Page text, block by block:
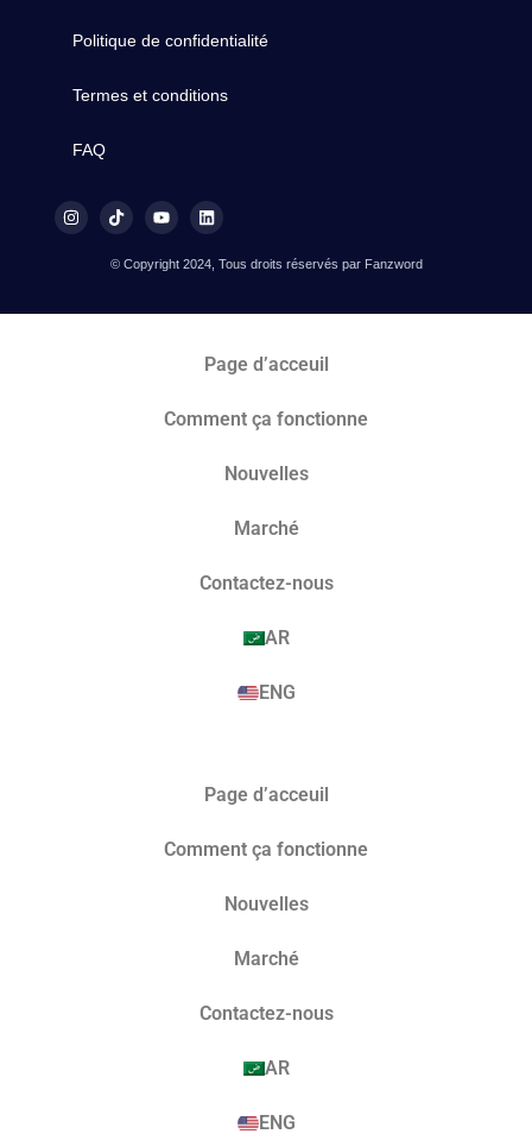
Politique de confidentialité
Termes et conditions
FAQ
© Copyright 2024, Tous droits réservés par Fanzword
Page d’acceuil
Comment ça fonctionne
Nouvelles
Marché​
Contactez-nous
AR
ENG
Page d’acceuil
Comment ça fonctionne
Nouvelles
Marché​
Contactez-nous
AR
ENG